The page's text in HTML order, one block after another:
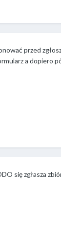
przed
a dopiero
się zgłasza